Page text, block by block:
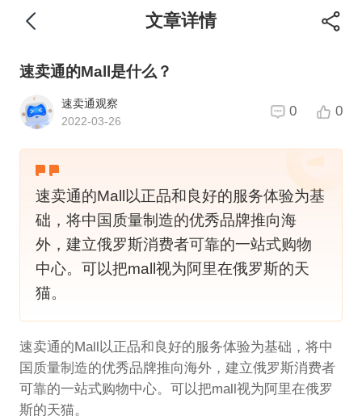
文章详情
速卖通的Mall是什么？
速卖通观察
2022-03-26
0 0
速卖通的Mall以正品和良好的服务体验为基
础，将中国质量制造的优秀品牌推向海
外，建立俄罗斯消费者可靠的一站式购物
中心。可以把mall视为阿里在俄罗斯的天
猫。
速卖通的Mall以正品和良好的服务体验为基础，将中
国质量制造的优秀品牌推向海外，建立俄罗斯消费者
可靠的一站式购物中心。可以把mall视为阿里在俄罗
斯的天猫。